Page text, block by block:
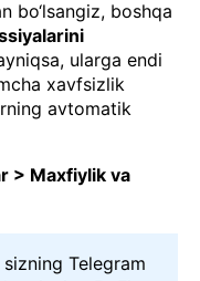
bo‘lsangiz, boshqa
ularga endi
xavfsizlik
avtomatik
> Maxfiylik va
Telegram